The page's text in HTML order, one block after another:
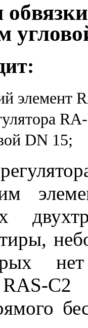
элемент
DN 15;
нет
C2